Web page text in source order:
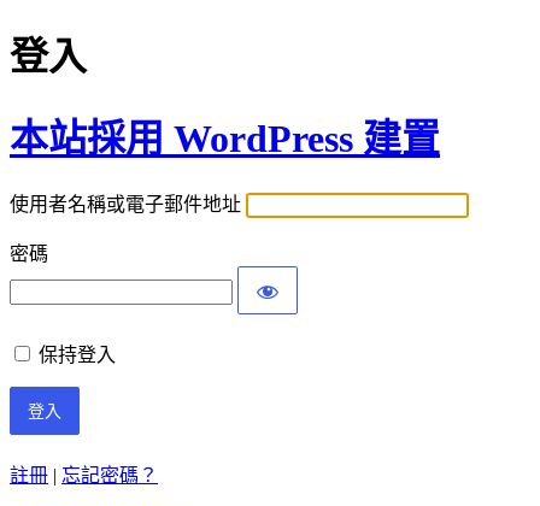
登入
本站採用 WordPress 建置
使用者名稱或電子郵件地址
密碼
保持登入
註冊 | 忘記密碼？